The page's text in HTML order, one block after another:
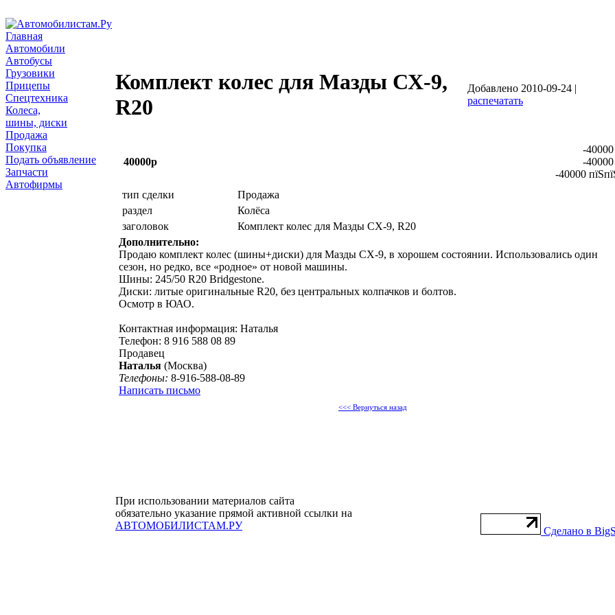
Главная
Автомобили
Автобусы
Грузовики
Прицепы
Спецтехника
Колеса,
шины, диски
Продажа
Покупка
Подать объявление
Запчасти
Автофирмы
Комплект колес для Мазды СХ-9,
R20
Добавлено 2010-09-24 |
распечатать
40000р
-
-
-40000
тип сделки
Продажа
раздел
Колёса
заголовок
Комплект колес для Мазды СХ-9, R20
Дополнительно:
Продаю комплект колес (шины+диски) для Мазды СХ-9, в хорошем состоянии. Использовались один
сезон, но редко, все «родное» от новой машины.
Шины: 245/50 R20 Bridgestone.
Диски: литые оригинальные R20, без центральных колпачков и болтов.
Осмотр в ЮАО.
Контактная информация: Наталья
Телефон: 8 916 588 08 89
Продавец
Наталья (Москва)
Телефоны: 8-916-588-08-89
Написать письмо
<<< Вернуться назад
При использовании материалов сайта
обязательно указание прямой активной ссылки на
АВТОМОБИЛИСТАМ.РУ
Сделано в